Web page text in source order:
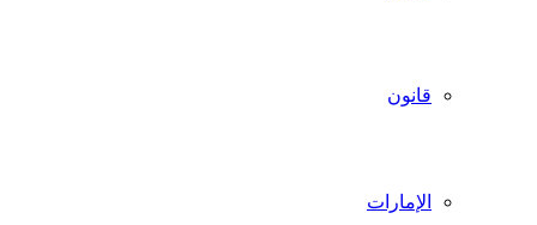
قانون
الإمارات